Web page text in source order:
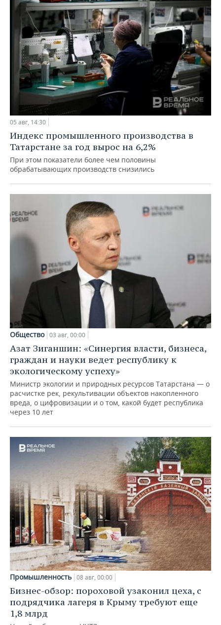
05 авг, 14:30
Индекс промышленного производства в
Татарстане за год вырос на 6,2%
При этом показатели более чем половины
обрабатывающих производств снизились
Общество 03 авг, 00:00
Азат Зиганшин: «Синергия власти, бизнеса,
граждан и науки ведет республику к
экологическому успеху»
Министр экологии и природных ресурсов Татарстана — о
расчистке рек, рекультивации объектов накопленного
вреда, о цифровизации и о том, какой будет республика
через 10 лет
Промышленность 08 авг, 00:00
Бизнес-обзор: пороховой узаконил цеха, с
подрядчика лагеря в Крыму требуют еще
1,8 млрд